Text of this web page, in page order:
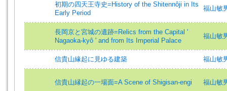
初期の四天王寺史=History of the Shitennôji in Its
Early Period
福山敏
長岡京と宮城の遺跡=Relics from the Capital '
Nagaoka-kyô ' and from Its Imperial Palace
福山敏
信貴山緣起に見ゆる建築 福山敏
信貴山縁起の一場面=A Scene of Shigisan-engi 福山敏